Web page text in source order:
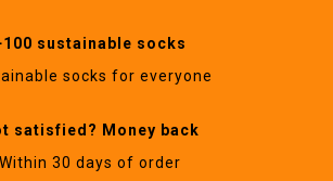
sustainable socks
socks for everyone
satisfied? Money back
Within 30 days of order